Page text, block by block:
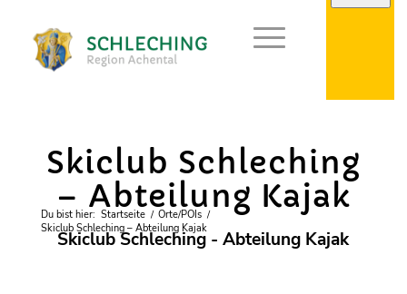
Du bist hier: Startseite / Orte/POIs /
Skiclub Schleching – Abteilung Kajak
Skiclub Schleching
– Abteilung Kajak
Skiclub Schleching - Abteilung Kajak